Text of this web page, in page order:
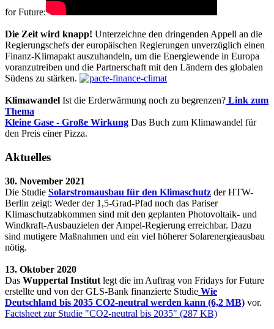
for Future:
Die Zeit wird knapp! Unterzeichne den dringenden Appell an die
Regierungschefs der europäischen Regierungen unverzüglich einen
Finanz-Klimapakt auszuhandeln, um die Energiewende in Europa
voranzutreiben und die Partnerschaft mit den Ländern des globalen
Südens zu stärken.
Klimawandel Ist die Erderwärmung noch zu begrenzen? Link zum
Thema
Kleine Gase - Große Wirkung Das Buch zum Klimawandel für
den Preis einer Pizza.
Aktuelles
30. November 2021
Die Studie Solarstromausbau für den Klimaschutz der HTW-
Berlin zeigt: Weder der 1,5-Grad-Pfad noch das Pariser
Klimaschutzabkommen sind mit den geplanten Photovoltaik- und
Windkraft-Ausbauzielen der Ampel-Regierung erreichbar. Dazu
sind mutigere Maßnahmen und ein viel höherer Solarenergieausbau
nötig.
13. Oktober 2020
Das Wuppertal Institut legt die im Auftrag von Fridays for Future
erstellte und von der GLS-Bank finanzierte Studie Wie
Deutschland bis 2035 CO2-neutral werden kann (6,2 MB) vor.
Factsheet zur Studie "CO2-neutral bis 2035" (287 KB)